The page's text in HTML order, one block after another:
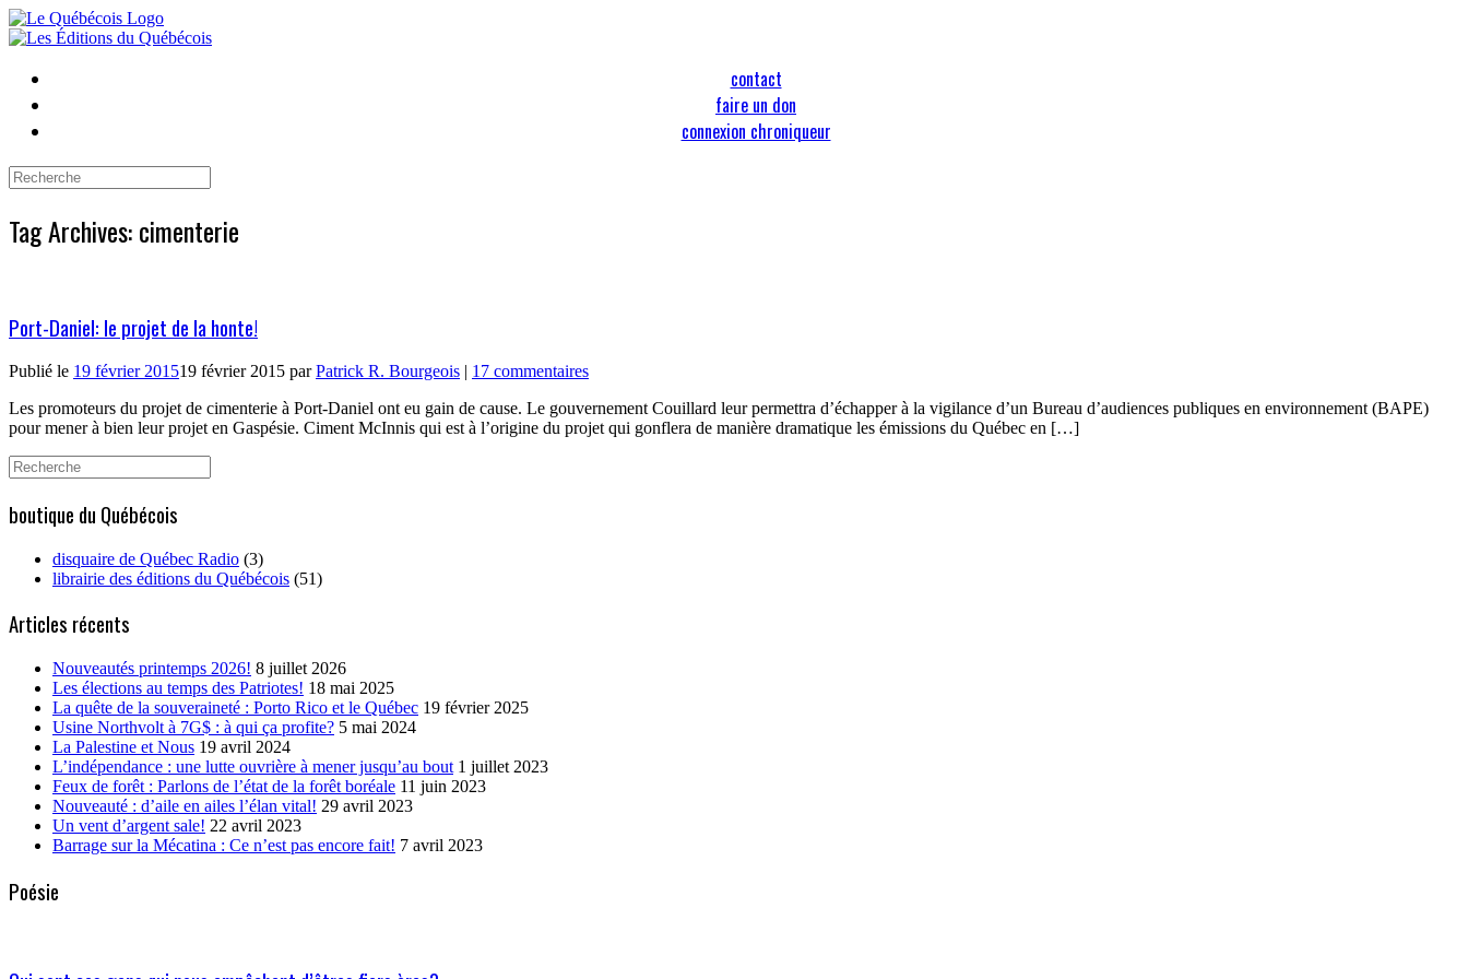
Skip
to
contact
faire un don
connexion chroniqueur
Search
Tag Archives:cimenterie
Port-Daniel: le projet de la honte!
Publié le 19 février 201519 février 2015 parPatrick R. Bourgeois | 17 commentaires
Les promoteurs du projet de cimenterie à Port-Daniel ont eu gain de cause. Le gouvernement Couillard leur permettra d’échapper à la vigilance d’un Bureau d’audiences publiques en environnement (BAPE)
pour mener à bien leur projet en Gaspésie. Ciment McInnis qui est à l’origine du projet qui gonflera de manière dramatique les émissions du Québec en […]
Search
for:
boutique du Québécois
disquaire de Québec Radio (3)
librairie des éditions du Québécois (51)
Articles récents
Nouveautés printemps 2026! 8 juillet 2026
Les élections au temps des Patriotes! 18 mai 2025
La quête de la souveraineté : Porto Rico et le Québec 19 février 2025
Usine Northvolt à 7G$ : à qui ça profite? 5 mai 2024
La Palestine et Nous 19 avril 2024
L’indépendance : une lutte ouvrière à mener jusqu’au bout 1 juillet 2023
Feux de forêt : Parlons de l’état de la forêt boréale 11 juin 2023
Nouveauté : d’aile en ailes l’élan vital! 29 avril 2023
Un vent d’argent sale! 22 avril 2023
Barrage sur la Mécatina : Ce n’est pas encore fait! 7 avril 2023
Poésie